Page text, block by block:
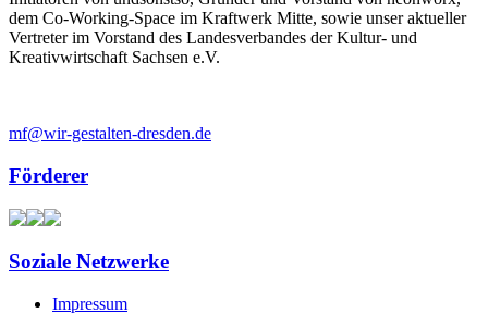
dem Co-Working-Space im Kraftwerk Mitte, sowie unser aktueller
Vertreter im Vorstand des Landesverbandes der Kultur- und
Kreativwirtschaft Sachsen e.V.
mf@wir-gestalten-dresden.de
Förderer
Soziale Netzwerke
Impressum